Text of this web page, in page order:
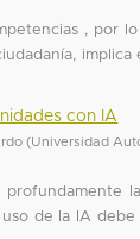
, por
implica
con IA
(Universidad
de la IA debe